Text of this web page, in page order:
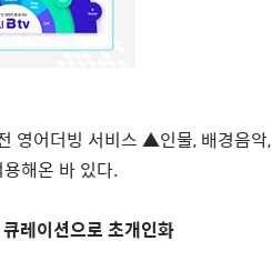
영어더빙 서비스 ▲인물, 배경음악,
해온 바 있다.
큐레이션으로 초개인화